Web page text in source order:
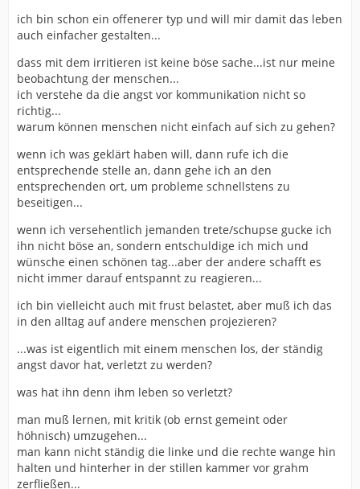
ich bin schon ein offenerer typ und will mir damit das leben
auch einfacher gestalten...
dass mit dem irritieren ist keine böse sache...ist nur meine
beobachtung der menschen...
ich verstehe da die angst vor kommunikation nicht so
richtig...
warum können menschen nicht einfach auf sich zu gehen?
wenn ich was geklärt haben will, dann rufe ich die
entsprechende stelle an, dann gehe ich an den
entsprechenden ort, um probleme schnellstens zu
beseitigen...
wenn ich versehentlich jemanden trete/schupse gucke ich
ihn nicht böse an, sondern entschuldige ich mich und
wünsche einen schönen tag...aber der andere schafft es
nicht immer darauf entspannt zu reagieren...
ich bin vielleicht auch mit frust belastet, aber muß ich das
in den alltag auf andere menschen projezieren?
...was ist eigentlich mit einem menschen los, der ständig
angst davor hat, verletzt zu werden?
was hat ihn denn ihm leben so verletzt?
man muß lernen, mit kritik (ob ernst gemeint oder
höhnisch) umzugehen...
man kann nicht ständig die linke und die rechte wange hin
halten und hinterher in der stillen kammer vor grahm
zerfließen...